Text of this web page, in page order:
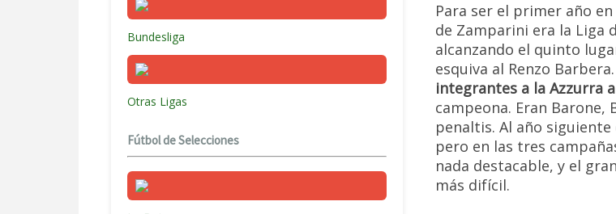
Para ser el primer año
de Zamparini era la Liga
alcanzando el quinto
esquiva al Renzo Barbera.
integrantes a la Azzurra
campeona. Eran Barone,
penaltis. Al año
pero en las tres
nada destacable, y el
más difícil.
Bundesliga
Otras Ligas
Fútbol de Selecciones